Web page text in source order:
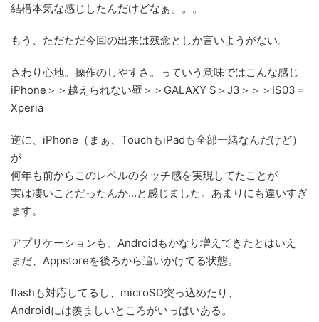
結構本気な感じしたんだけどなぁ。。。
もう、ただただ今回の出来は残念としか言いようがない。
さわり心地。操作のしやすさ。っていう意味ではこんな感じ
iPhone＞＞越えられない壁＞＞GALAXY S＞J3＞＞＞IS03＝
Xperia
逆に、iPhone（まぁ、TouchもiPadも全部一緒なんだけど）
が
何年も前からこのレベルのタッチ感を実現してたことが
実は凄いことだったんか…と感じました。あまりにも違いすぎ
ます。
アプリケーションも、Androidもかなり増えてきたとはいえ
まだ、Appstoreを後ろから追いかけてる状態。
flashも対応してるし、microSD突っ込めたり、
Androidには羨ましいところがいっぱいある。